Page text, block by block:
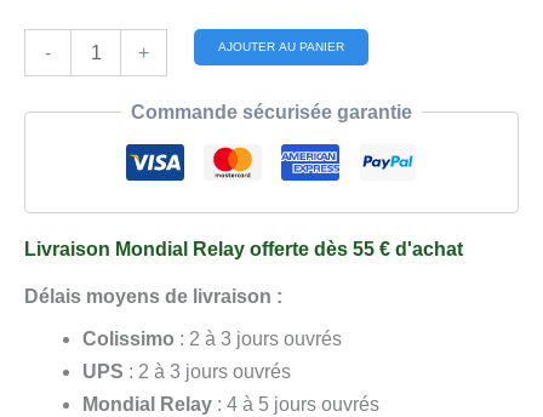
-
de
Coffret
+ AJOUTER AU PANIER
Commande sécurisée garantie
Livraison Mondial Relay offerte dès 55 € d'achat
Délais moyens de livraison :
Colissimo : 2 à 3 jours ouvrés
UPS : 2 à 3 jours ouvrés
Mondial Relay : 4 à 5 jours ouvrés